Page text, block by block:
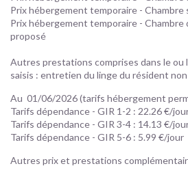
Prix hébergement temporaire - Chambre
Prix hébergement temporaire - Chambre
proposé
Autres prestations comprises dans le ou
saisis : entretien du linge du résident
Au 01/06/2026 (tarifs hébergement
Tarifs dépendance - GIR 1-2 : 22.26 €/
Tarifs dépendance - GIR 3-4 : 14.13 €/
Tarifs dépendance - GIR 5-6 : 5.99 €/jour
Autres prix et prestations